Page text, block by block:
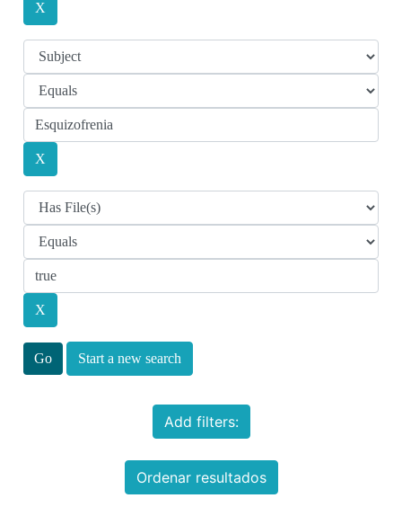
Start a new search
Add filters:
Ordenar resultados